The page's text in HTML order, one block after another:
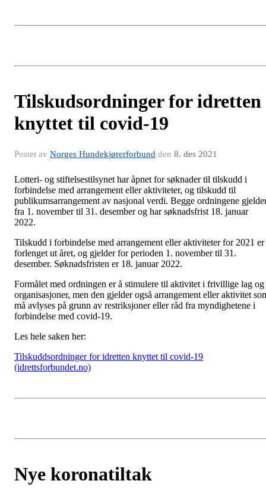
Tilskudsordninger for idretten
knyttet til covid-19
Postet av Norges Hundekjørerforbund den 8. des 2021
Lotteri- og stiftelsestilsynet har åpnet for søknader til tilskudd i
forbindelse med arrangement eller aktiviteter, og tilskudd til
publikumsarrangement av nasjonal verdi. Begge ordningene
fra 1. november til 31. desember og har søknadsfrist 18. januar
2022.
Tilskudd i forbindelse med arrangement eller aktiviteter for 2021 er
forlenget ut året, og gjelder for perioden 1. november til 31.
desember. Søknadsfristen er 18. januar 2022.
Formålet med ordningen er å stimulere til aktivitet i frivillige lag og
organisasjoner, men den gjelder også arrangement eller aktivitet
må avlyses på grunn av restriksjoner eller råd fra myndighetene i
forbindelse med covid-19.
Les hele saken her:
Tilskuddsordninger for idretten knyttet til covid-19
(idrettsforbundet.no)
Nye koronatiltak